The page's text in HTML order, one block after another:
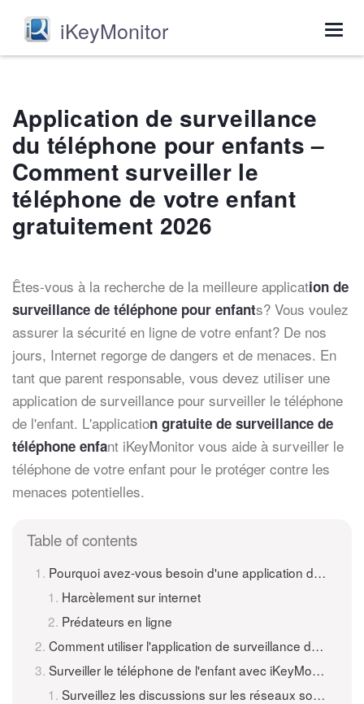
iKeyMonitor
Application de surveillance
du téléphone pour enfants –
Comment surveiller le
téléphone de votre enfant
gratuitement 2026
Êtes-vous à la recherche de la meilleure application de
surveillance de téléphone pour enfants? Vous voulez
assurer la sécurité en ligne de votre enfant? De nos
jours, Internet regorge de dangers et de menaces. En
tant que parent responsable, vous devez utiliser une
application de surveillance pour surveiller le téléphone
de l'enfant. L'application gratuite de surveillance de
téléphone enfant iKeyMonitor vous aide à surveiller le
téléphone de votre enfant pour le protéger contre les
menaces potentielles.
Table of contents
Pourquoi avez-vous besoin d'une application de surveillance de téléphone pour enfants?
Harcèlement sur internet
Prédateurs en ligne
Comment utiliser l'application de surveillance de téléphone enfant iKeyMonitor?
Surveiller le téléphone de l'enfant avec iKeyMonitor Child Phone Tracker
Surveillez les discussions sur les réseaux sociaux pour détecter les messages suspects